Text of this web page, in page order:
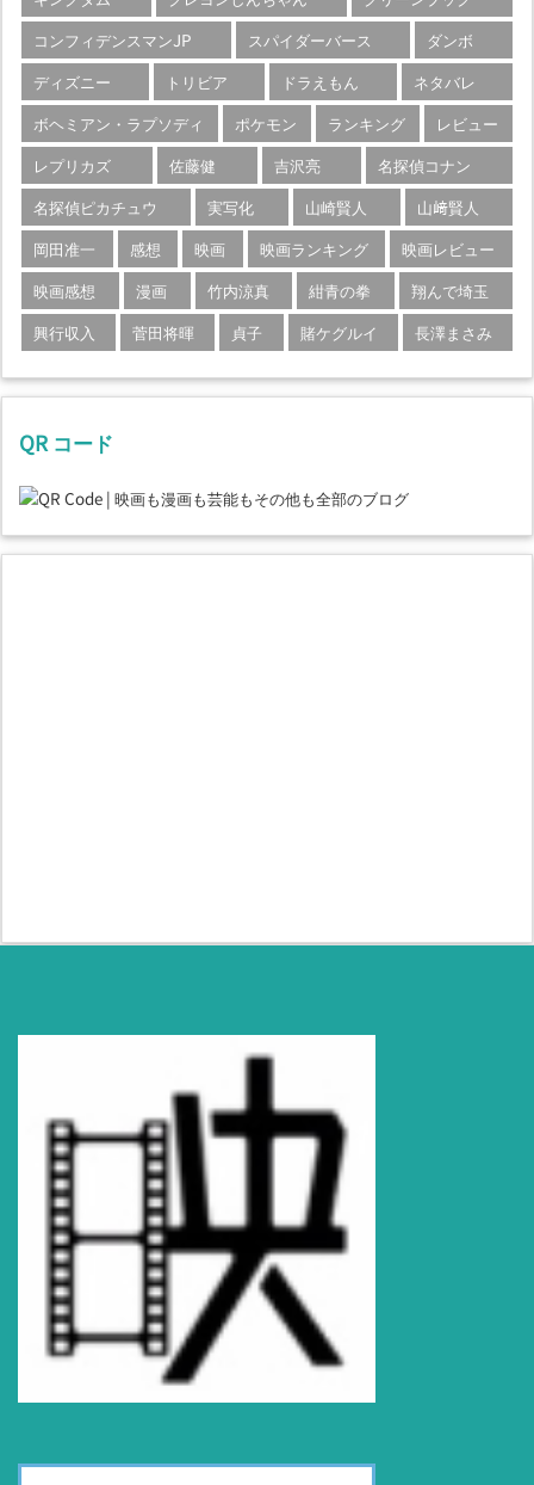
コンフィデンスマンJP
スパイダーバース
ダンボ
ディズニー
トリビア ドラえもん
ネタバレ
ボヘミアン・ラプソディ
ポケモン ランキング
レビュー
レプリカズ
佐藤健 吉沢亮
名探偵コナン
名探偵ピカチュウ
実写化 山崎賢人
山﨑賢人
岡田准一
感想 映画 映画ランキング
映画レビュー
映画感想
漫画 竹内涼真 紺青の拳
翔んで埼玉
興行収入
菅田将暉 貞子 賭ケグルイ 長澤まさみ
QR コード